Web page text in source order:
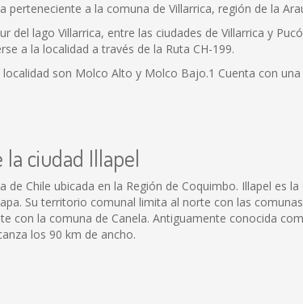
perteneciente a la comuna de Villarrica, región de la
del lago Villarrica, entre las ciudades de Villarrica y
a la localidad a través de la Ruta CH-199.
son Molco Alto y Molco Bajo.1 Cuenta con una
ciudad Illapel
de Chile ubicada en la Región de Coquimbo. Illapel es
Su territorio comunal limita al norte con las
con la comuna de Canela. Antiguamente conocida
los 90 km de ancho.